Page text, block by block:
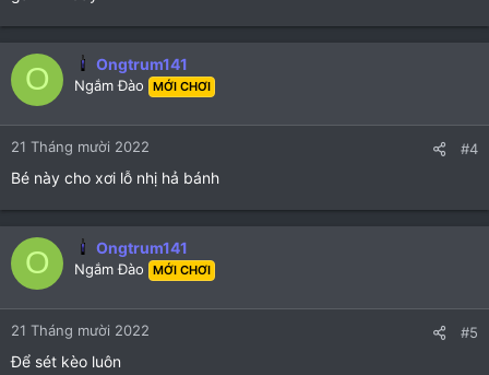
O Ongtrum141
Ngắm Đào MỚI CHƠI
21 Tháng mười 2022 #4
Bé này cho xơi lỗ nhị hả bánh
O Ongtrum141
Ngắm Đào MỚI CHƠI
21 Tháng mười 2022 #5
Để sét kèo luôn